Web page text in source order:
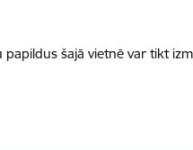
šajā vietnē var tikt